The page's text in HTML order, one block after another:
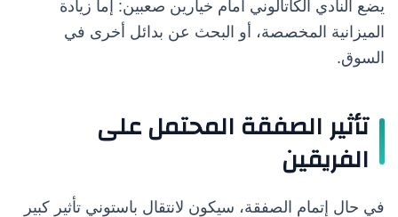
يضع النادي الكاتالوني أمام خيارين صعبين: إما زيادة
الميزانية المخصصة، أو البحث عن بدائل أخرى في
السوق.
تأثير الصفقة المحتمل على
الفريقين
في حال إتمام الصفقة، سيكون لانتقال باستوني تأثير كبير